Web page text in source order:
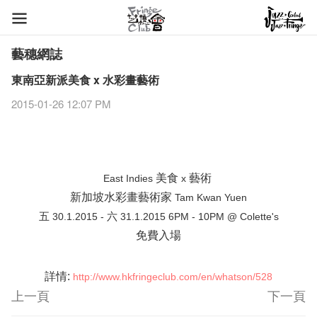
藝穗網誌
東南亞新派美食 x 水彩畫藝術
2015-01-26 12:07 PM
East Indies 美​食 x 藝​術​
新加坡水彩畫藝術​家 Tam Kwan Yuen
五 30.1.2015 - 六31.1.2015 6PM - 10PM @ Colette's
免費入場
詳​情: http://www.hkfringeclub.com/en/whatson/528
上一頁 下一頁